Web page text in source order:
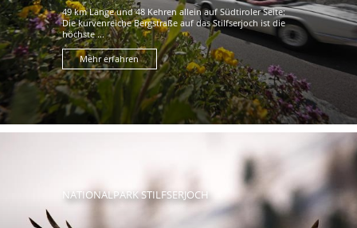
49 km Länge und 48 Kehren allein auf Südtiroler Seite:
Die kurvenreiche Bergstraße auf das Stilfserjoch ist die
höchste ...
Mehr erfahren
NATIONALPARK STILFSERJOCH